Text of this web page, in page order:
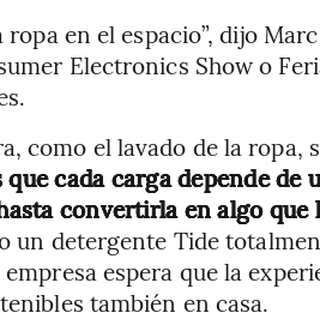
en el espacio”, dijo
Electronics Show o
como el lavado de la ropa,
que cada carga depende de
convertirla en algo que
un detergente Tide
espera que la
también en casa.